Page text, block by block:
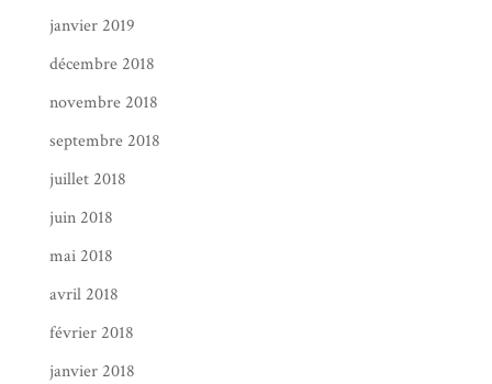
janvier 2019
décembre 2018
novembre 2018
septembre 2018
juillet 2018
juin 2018
mai 2018
avril 2018
février 2018
janvier 2018